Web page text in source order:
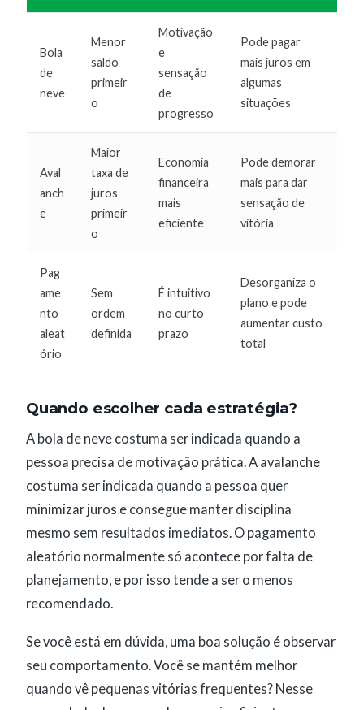
Bola
de
neve
Menor
saldo
primeir
o
Motivação
e
sensação
de
progresso
Pode pagar
mais juros em
algumas
situações
Aval
anch
e
Maior
taxa de
juros
primeir
o
Economia
financeira
mais
eficiente
Pode demorar
mais para dar
sensação de
vitória
Pag
ame
nto
aleat
ório
Sem
ordem
definida
É intuitivo
no curto
prazo
Desorganiza o
plano e pode
aumentar custo
total
Quando escolher cada estratégia?
A bola de neve costuma ser indicada quando a
pessoa precisa de motivação prática. A avalanche
costuma ser indicada quando a pessoa quer
minimizar juros e consegue manter disciplina
mesmo sem resultados imediatos. O pagamento
aleatório normalmente só acontece por falta de
planejamento, e por isso tende a ser o menos
recomendado.
Se você está em dúvida, uma boa solução é observar
seu comportamento. Você se mantém melhor
quando vê pequenas vitórias frequentes? Nesse